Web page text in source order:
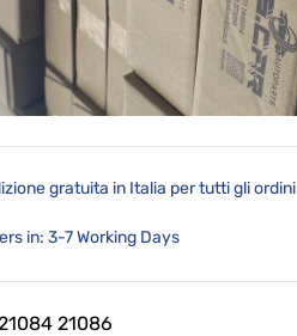
gratuita in Italia per tutti gli ordini
in: 3-7 Working Days
21086